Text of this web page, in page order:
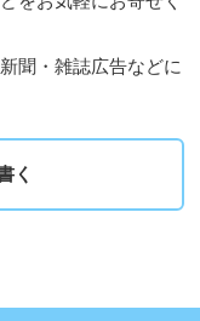
聞・雑誌広告などに
く